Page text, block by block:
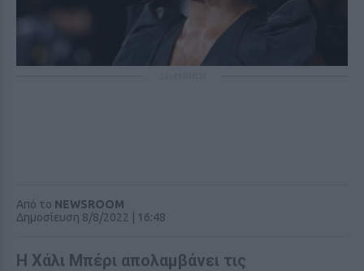
Από το NEWSROOM
Δημοσίευση 8/8/2022 | 16:48
Η Χάλι Μπέρι απολαμβάνει τις